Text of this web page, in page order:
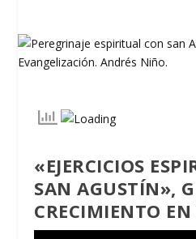
«EJERCICIOS
SAN AGUSTÍN»,
CRECIMIENTO EN